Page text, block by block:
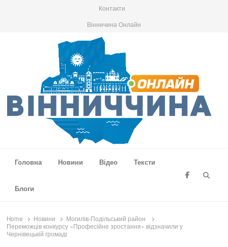
Контакти
Вінничина Онлайн
Головна
Новини Відео Тексти
Блоги
Home Новини
Могилів-Подільський район
Переможців конкурсу «Професійне зростання» відзначили у
Чернівецькій громаді